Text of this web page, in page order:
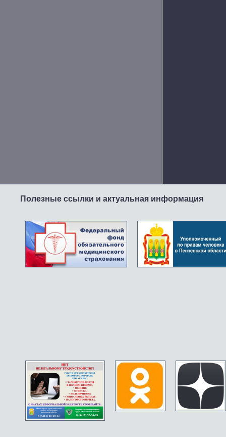
Полезные ссылки и актуальная информация